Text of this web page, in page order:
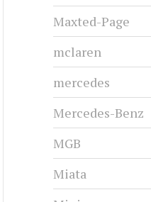
Maxted-Page
mclaren
mercedes
Mercedes-Benz
MGB
Miata